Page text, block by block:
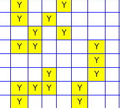
Y Y
Y Y
Y Y
Y Y Y
Y
Y Y
Y Y Y Y
Y Y